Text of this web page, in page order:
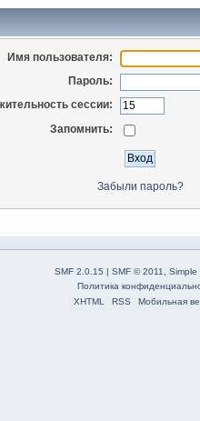
Имя пользователя:
Пароль:
сессии:
Запомнить:
Забыли пароль?
SMF 2.0.15 | SMF © 2011
Simple
Политика
XHTML
RSS Мобильная